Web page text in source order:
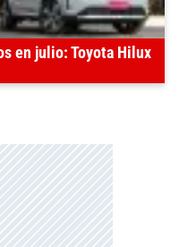
en julio: Toyota Hilux